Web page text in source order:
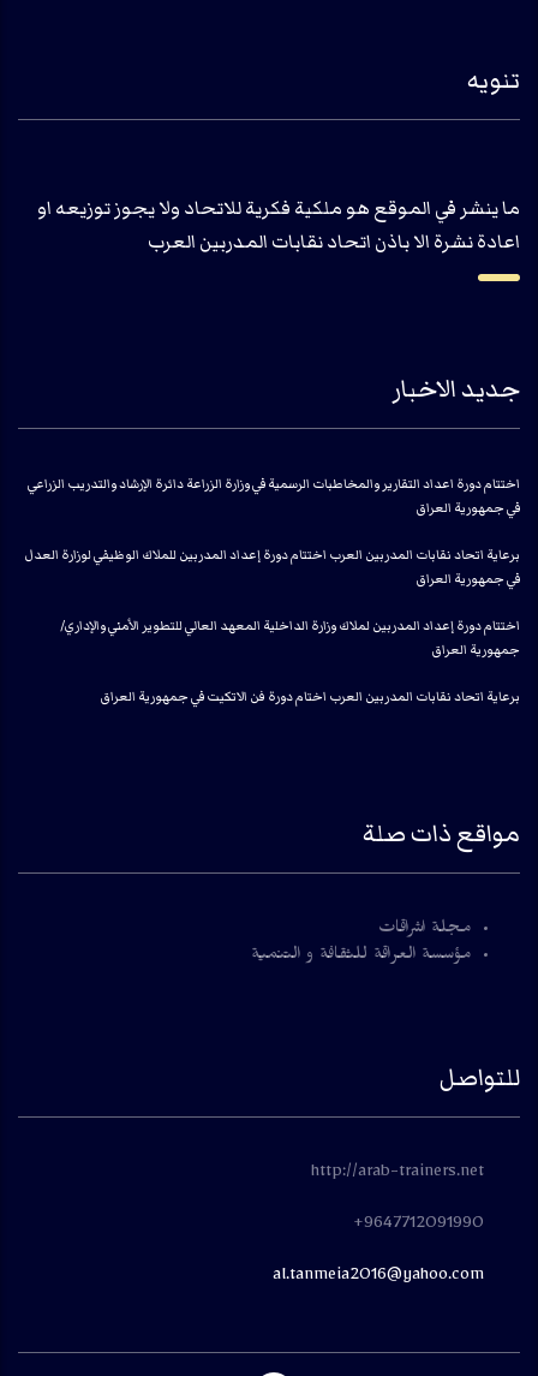
تنويه
ما ينشر في الموقع هو ملكية فكرية للاتحاد ولا يجوز توزيعه او
اعادة نشرة الا باذن اتحاد نقابات المدربين العرب
جديد الاخبار
اختتام دورة اعداد التقارير والمخاطبات الرسمية في وزارة الزراعة دائرة الإرشاد والتدريب الزراعي
في جمهورية العراق
برعاية اتحاد نقابات المدربين العرب اختتام دورة إعداد المدربين للملاك الوظيفي لوزارة العدل
في جمهورية العراق
اختتام دورة إعداد المدربين لملاك وزارة الداخلية المعهد العالي للتطوير الأمني والإداري/
جمهورية العراق
برعاية اتحاد نقابات المدربين العرب اختام دورة فن الاتكيت في جمهورية العراق
مواقع ذات صلة
مجلة اشراقات
مؤسسة العراقة للثقافة و التنمية
للتواصل
http://arab-trainers.net
9647712091990+
al.tanmeia2016@yahoo.com